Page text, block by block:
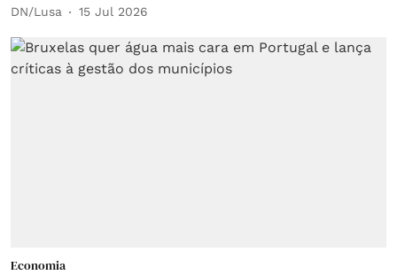
DN/Lusa 15 Jul 2026
Economia